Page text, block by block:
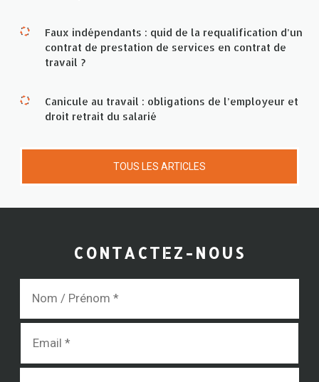
Faux indépendants : quid de la requalification d’un
contrat de prestation de services en contrat de
travail ?
Canicule au travail : obligations de l’employeur et
droit retrait du salarié
TOUS LES ARTICLES
CONTACTEZ-NOUS